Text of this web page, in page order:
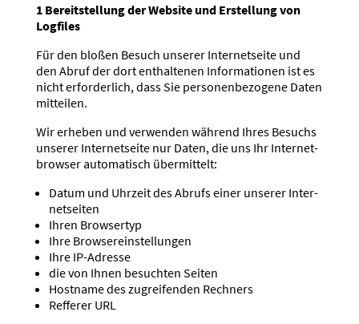
1 Bereit­stellung der Website und Erstellung von
Logfiles
Für den bloßen Besuch unserer Inter­net­seite und
den Abruf der dort enthal­tenen Infor­ma­tionen ist es
nicht erfor­derlich, dass Sie perso­nen­be­zogene Daten
mitteilen.
Wir erheben und verwenden während Ihres Besuchs
unserer Inter­net­seite nur Daten, die uns Ihr Inter­net­
browser automa­tisch übermittelt:
Datum und Uhrzeit des Abrufs einer unserer Inter­
net­seiten
Ihren Browsertyp
Ihre Browser­ein­stel­lungen
Ihre IP-Adresse
die von Ihnen besuchten Seiten
Hostname des zugrei­fenden Rechners
Refferer URL